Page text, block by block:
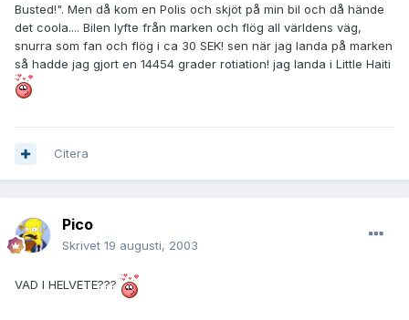
Busted!". Men då kom en Polis och skjöt på min bil och då hände
det coola.... Bilen lyfte från marken och flög all världens väg,
snurra som fan och flög i ca 30 SEK! sen när jag landa på marken
så hadde jag gjort en 14454 grader rotiation! jag landa i Little Haiti
Citera
Pico
Skrivet 19 augusti, 2003
VAD I HELVETE???